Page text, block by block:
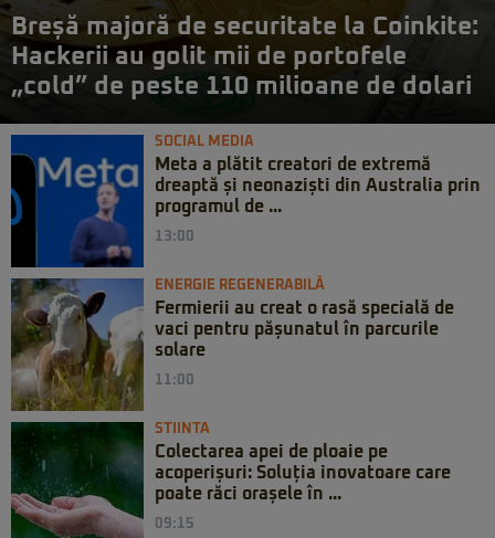
Breșă majoră de securitate la Coinkite:
Hackerii au golit mii de portofele
„cold” de peste 110 milioane de dolari
SOCIAL MEDIA
Meta a plătit creatori de extremă
dreaptă și neonaziști din Australia prin
programul de ...
13:00
ENERGIE REGENERABILĂ
Fermierii au creat o rasă specială de
vaci pentru pășunatul în parcurile
solare
11:00
STIINTA
Colectarea apei de ploaie pe
acoperișuri: Soluția inovatoare care
poate răci orașele în ...
09:15